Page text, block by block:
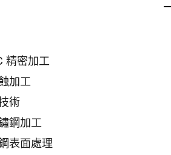
精密加工
加工
術
鋼加工
表面處理